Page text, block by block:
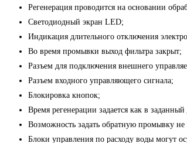
Регенерация проводится на основании
Светодиодный экран LED;
Индикация длительного отключения
Во время промывки выход фильтра закрыт;
Разъем для подключения внешнего
Разъем входного управляющего сигнала;
Блокировка кнопок;
Время регенерации задается как в
Возможность задать обратную промывку
Блоки управления по расходу воды могут